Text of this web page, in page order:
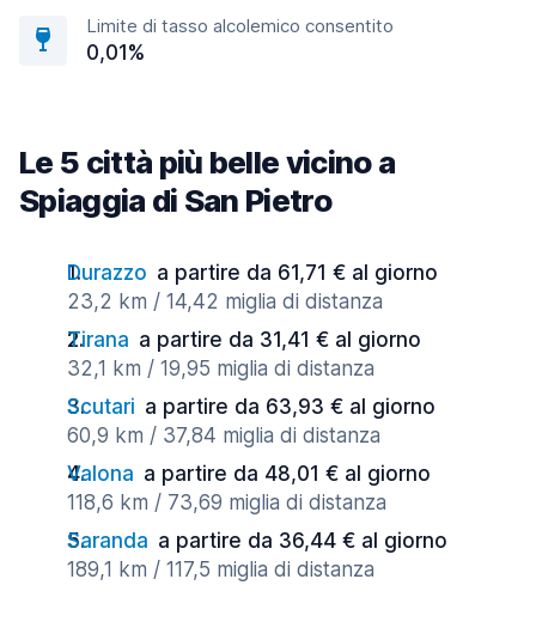
Limite di tasso alcolemico consentito
0,01%
Le 5 città più belle vicino a
Spiaggia di San Pietro
Durazzo a partire da 61,71 € al giorno
23,2 km / 14,42 miglia di distanza
Tirana a partire da 31,41 € al giorno
32,1 km / 19,95 miglia di distanza
Scutari a partire da 63,93 € al giorno
60,9 km / 37,84 miglia di distanza
Valona a partire da 48,01 € al giorno
118,6 km / 73,69 miglia di distanza
Saranda a partire da 36,44 € al giorno
189,1 km / 117,5 miglia di distanza